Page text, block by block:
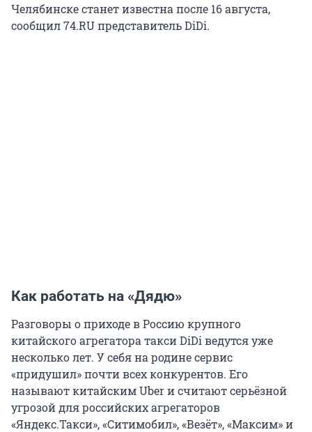
Челябинске станет известна после 16 августа,
сообщил 74.RU представитель DiDi.
Как работать на «Дядю»
Разговоры о приходе в Россию крупного
китайского агрегатора такси DiDi ведутся уже
несколько лет. У себя на родине сервис
«придушил» почти всех конкурентов. Его
называют китайским Uber и считают серьёзной
угрозой для российских агрегаторов
«Яндекс.Такси», «Ситимобил», «Везёт», «Максим» и